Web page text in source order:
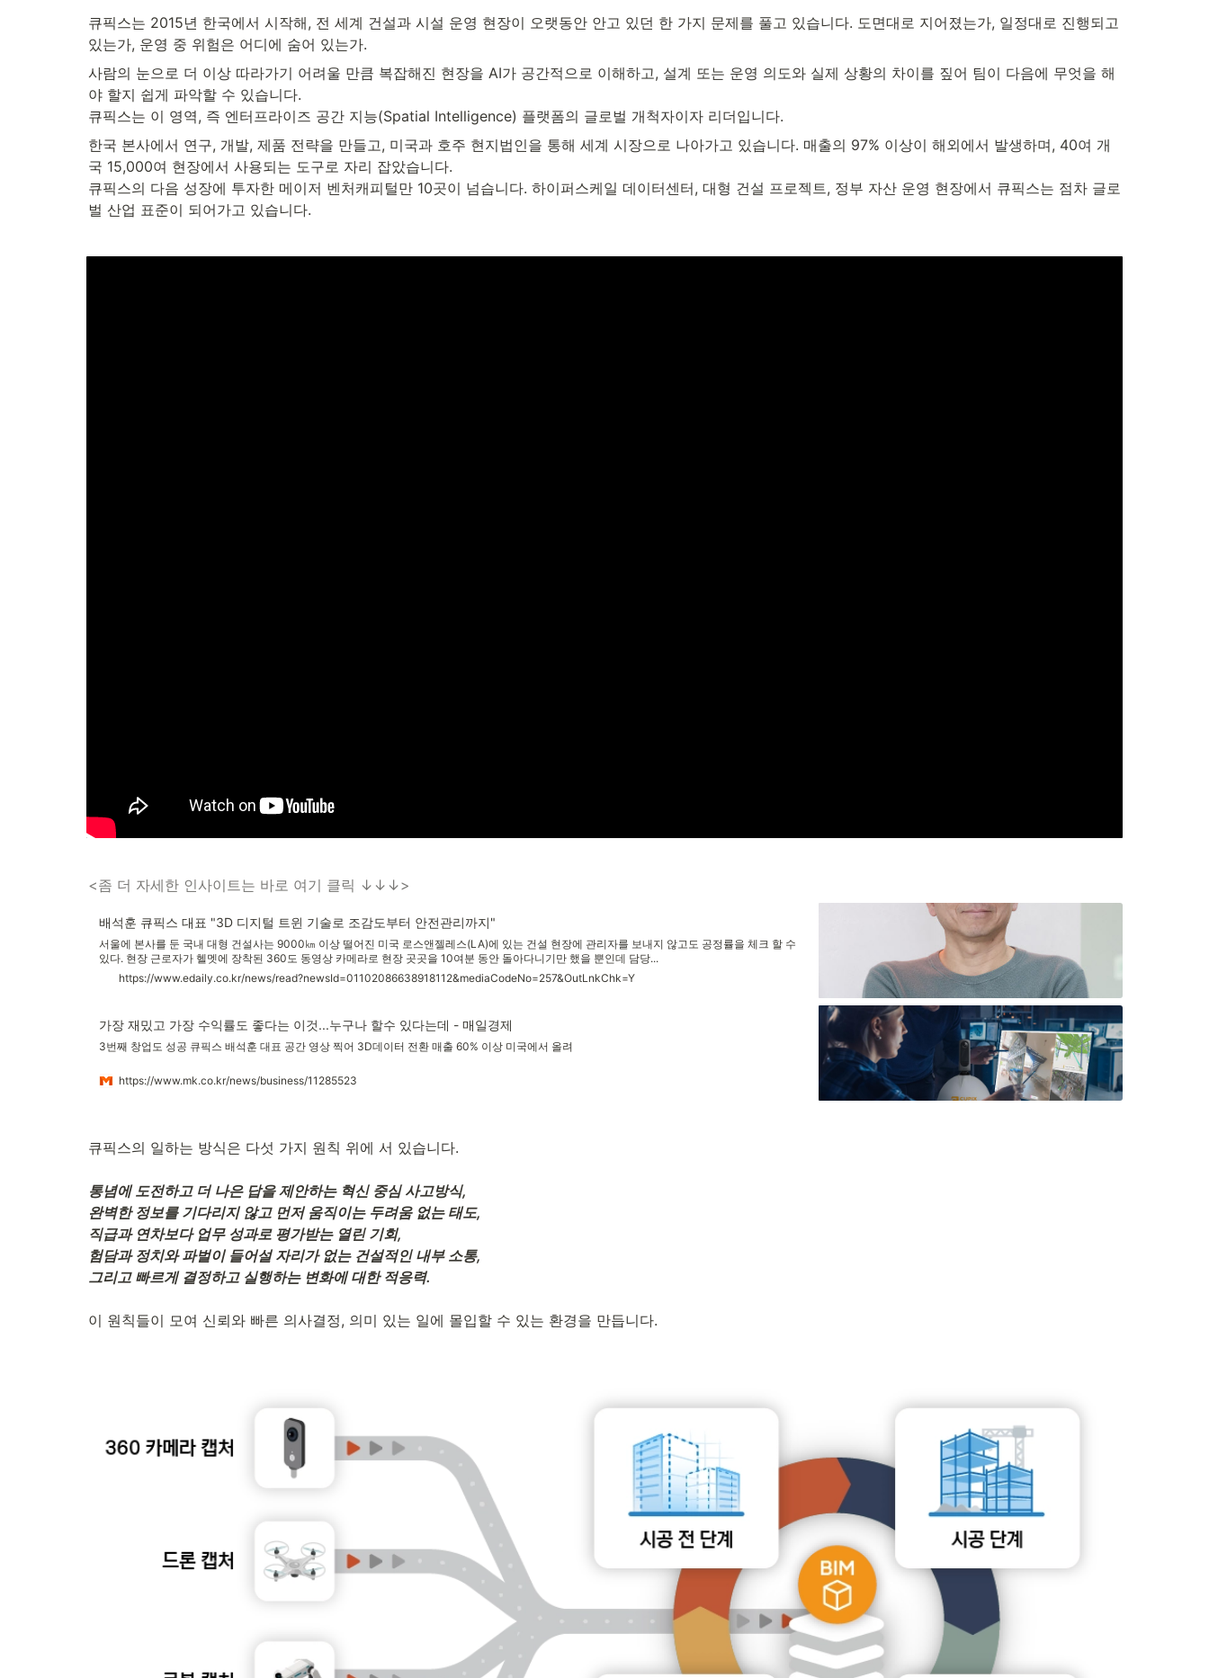
큐픽스는 2015년 한국에서 시작해, 전 세계 건설과 시설 운영 현장이 오랫동안 안고 있던 한 가지 문제를 풀고 있습니다. 도면대로 지어졌는가, 일정대로 진행되고
있는가, 운영 중 위험은 어디에 숨어 있는가.
사람의 눈으로 더 이상 따라가기 어려울 만큼 복잡해진 현장을 AI가 공간적으로 이해하고, 설계 또는 운영 의도와 실제 상황의 차이를 짚어 팀이 다음에 무엇을 해
야 할지 쉽게 파악할 수 있습니다.
큐픽스는 이 영역, 즉 엔터프라이즈 공간 지능(Spatial Intelligence) 플랫폼의 글로벌 개척자이자 리더입니다.
한국 본사에서 연구, 개발, 제품 전략을 만들고, 미국과 호주 현지법인을 통해 세계 시장으로 나아가고 있습니다. 매출의 97% 이상이 해외에서 발생하며, 40여 개
국 15,000여 현장에서 사용되는 도구로 자리 잡았습니다.
큐픽스의 다음 성장에 투자한 메이저 벤처캐피털만 10곳이 넘습니다. 하이퍼스케일 데이터센터, 대형 건설 프로젝트, 정부 자산 운영 현장에서 큐픽스는 점차 글로
벌 산업 표준이 되어가고 있습니다.
<좀 더 자세한 인사이트는 바로 여기 클릭 ↓↓↓>
배석훈 큐픽스 대표 "3D 디지털 트윈 기술로 조감도부터 안전관리까지"
서울에 본사를 둔 국내 대형 건설사는 9000㎞ 이상 떨어진 미국 로스앤젤레스(LA)에 있는 건설 현장에 관리자를 보내지 않고도 공정률을 체크 할 수
있다. 현장 근로자가 헬멧에 장착된 360도 동영상 카메라로 현장 곳곳을 10여분 동안 돌아다니기만 했을 뿐인데 담당...
https://www.edaily.co.kr/news/read?newsId=01102086638918112&mediaCodeNo=257&OutLnkChk=Y
가장 재밌고 가장 수익률도 좋다는 이것...누구나 할수 있다는데 - 매일경제
3번째 창업도 성공 큐픽스 배석훈 대표 공간 영상 찍어 3D데이터 전환 매출 60% 이상 미국에서 올려
https://www.mk.co.kr/news/business/11285523
큐픽스의 일하는 방식은 다섯 가지 원칙 위에 서 있습니다.
통념에 도전하고 더 나은 답을 제안하는 혁신 중심 사고방식,
완벽한 정보를 기다리지 않고 먼저 움직이는 두려움 없는 태도,
직급과 연차보다 업무 성과로 평가받는 열린 기회,
험담과 정치와 파벌이 들어설 자리가 없는 건설적인 내부 소통,
그리고 빠르게 결정하고 실행하는 변화에 대한 적응력.
이 원칙들이 모여 신뢰와 빠른 의사결정, 의미 있는 일에 몰입할 수 있는 환경을 만듭니다.